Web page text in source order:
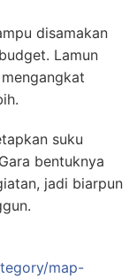
disamakan
Lamun
suku
bentuknya
jadi biarpun
map-